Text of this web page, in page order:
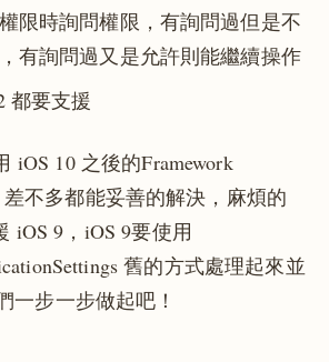
限時詢問權限，有詢問過但是不
有詢問過又是允許則能繼續操作
都要支援
iOS 10 之後的Framework
差不多都能妥善的解決，麻煩的
iOS 9，iOS 9要使用
舊的方式處理起來並
一步一步做起吧！